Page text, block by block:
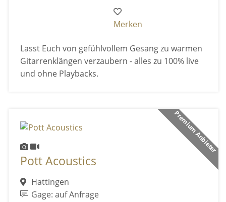
Merken
Lasst Euch von gefühlvollem Gesang zu warmen
Gitarrenklängen verzaubern - alles zu 100% live
und ohne Playbacks.
Premium Anbieter
Pott Acoustics
Hattingen
Gage: auf Anfrage